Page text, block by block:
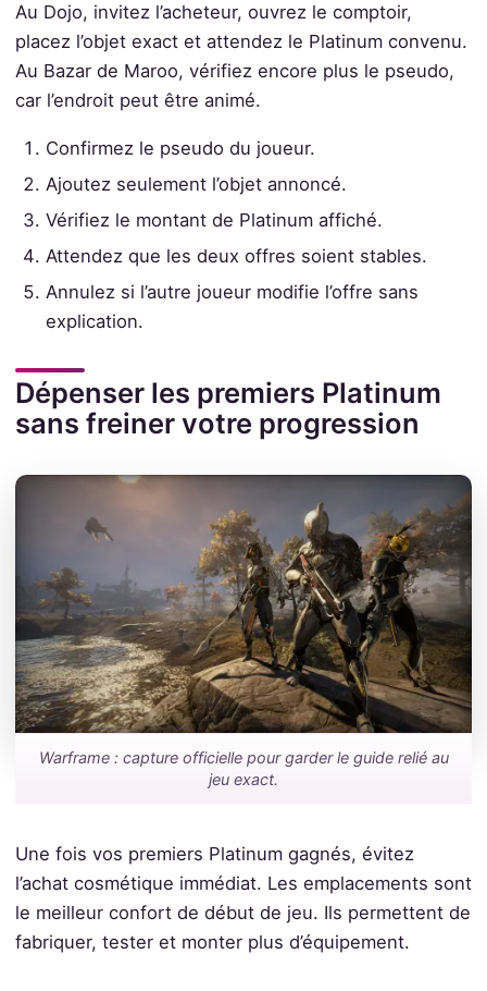
Au Dojo, invitez l’acheteur, ouvrez le comptoir,
placez l’objet exact et attendez le Platinum convenu.
Au Bazar de Maroo, vérifiez encore plus le pseudo,
car l’endroit peut être animé.
Confirmez le pseudo du joueur.
Ajoutez seulement l’objet annoncé.
Vérifiez le montant de Platinum affiché.
Attendez que les deux offres soient stables.
Annulez si l’autre joueur modifie l’offre sans
explication.
Dépenser les premiers Platinum
sans freiner votre progression
Warframe : capture officielle pour garder le guide relié au
jeu exact.
Une fois vos premiers Platinum gagnés, évitez
l’achat cosmétique immédiat. Les emplacements sont
le meilleur confort de début de jeu. Ils permettent de
fabriquer, tester et monter plus d’équipement.